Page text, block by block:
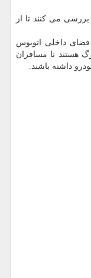
می كنند تا از
فضای داخلی اتوبوس
هستند تا مسافران
داشته باشند.